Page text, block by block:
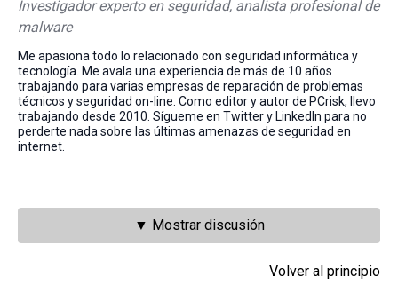
Investigador experto en seguridad, analista profesional de
malware
Me apasiona todo lo relacionado con seguridad informática y
tecnología. Me avala una experiencia de más de 10 años
trabajando para varias empresas de reparación de problemas
técnicos y seguridad on-line. Como editor y autor de PCrisk, llevo
trabajando desde 2010. Sígueme en Twitter y LinkedIn para no
perderte nada sobre las últimas amenazas de seguridad en
internet.
▼ Mostrar discusión
Volver al principio